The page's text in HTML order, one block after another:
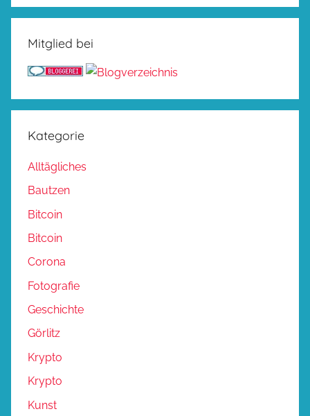
Mitglied bei
Kategorie
Alltägliches
Bautzen
Bitcoin
Bitcoin
Corona
Fotografie
Geschichte
Görlitz
Krypto
Krypto
Kunst